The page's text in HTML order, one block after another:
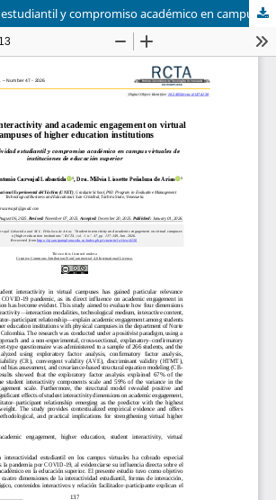
La interactividad estudiantil y compromiso académico en campus virtuales de instituciones de educación superior